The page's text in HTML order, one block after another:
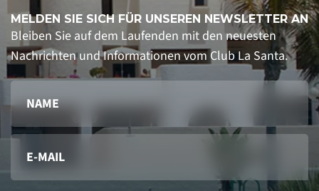
MELDEN SIE SICH FÜR UNSEREN NEWSLETTER AN
Bleiben Sie auf dem Laufenden mit den neuesten
Nachrichten und Informationen vom Club La Santa.